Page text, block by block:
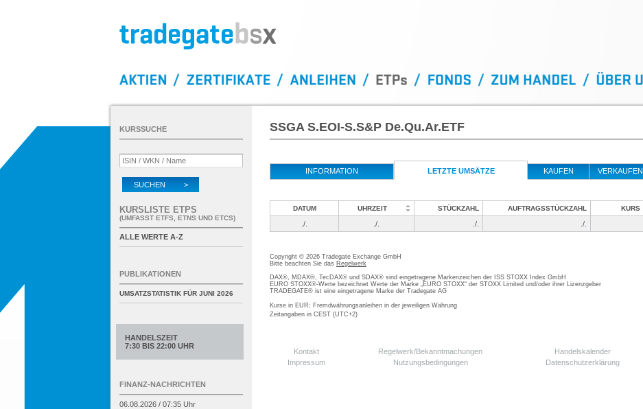
SSGA S.EOI-S.S&P De.Qu.Ar.ETF
INFORMATION LETZTE UMSÄTZE KAUFEN VERKAUFEN
DATUM UHRZEIT STÜCKZAHL AUFTRAGSSTÜCKZAHL KURS
./. ./. ./. ./.
Copyright © 2026 Tradegate Exchange GmbH
Bitte beachten Sie das Regelwerk
DAX®, MDAX®, TecDAX® und SDAX® sind eingetragene Markenzeichen der ISS STOXX Index GmbH
EURO STOXX®-Werte bezeichnet Werte der Marke „EURO STOXX“ der STOXX Limited und/oder ihrer Lizenzgeber
TRADEGATE® ist eine eingetragene Marke der Tradegate AG
Kurse in EUR; Fremdwährungsanleihen in der jeweiligen Währung
Zeitangaben in CEST (UTC+2)
Kontakt Regelwerk/Bekanntmachungen
Handelskalender
Impressum
Nutzungsbedingungen Datenschutzerklärung
KURSSUCHE
SUCHEN >
KURSLISTE ETPS
(UMFASST ETFS, ETNS UND ETCS)
ALLE WERTE A-Z
PUBLIKATIONEN
UMSATZSTATISTIK FÜR JUNI 2026
HANDELSZEIT
7:30 BIS 22:00 UHR
FINANZ-NACHRICHTEN
06.08.2026 / 07:35 Uhr